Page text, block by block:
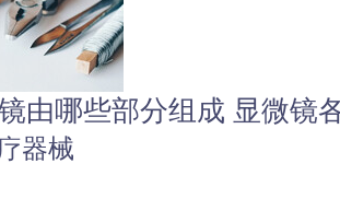
由哪些部分组成 显微镜
器械